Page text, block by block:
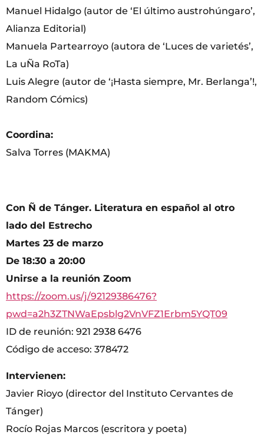
Manuel Hidalgo (autor de ‘El último austrohúngaro’,
Alianza Editorial)
Manuela Partearroyo (autora de ‘Luces de varietés’,
La uÑa RoTa)
Luis Alegre (autor de ‘¡Hasta siempre, Mr. Berlanga’!,
Random Cómics)
Coordina:
Salva Torres (MAKMA)
Con Ñ de Tánger. Literatura en español al otro
lado del Estrecho
Martes 23 de marzo
De 18:30 a 20:00
Unirse a la reunión Zoom
https://zoom.us/j/92129386476?
pwd=a2h3ZTNWaEpsblg2VnVFZ1Erbm5YQT09
ID de reunión: 921 2938 6476
Código de acceso: 378472
Intervienen:
Javier Rioyo (director del Instituto Cervantes de
Tánger)
Rocío Rojas Marcos (escritora y poeta)